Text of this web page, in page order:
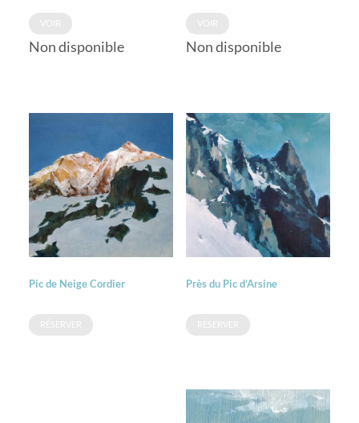
Non disponible Non disponible
Pic de Neige Cordier Près du Pic d’Arsine